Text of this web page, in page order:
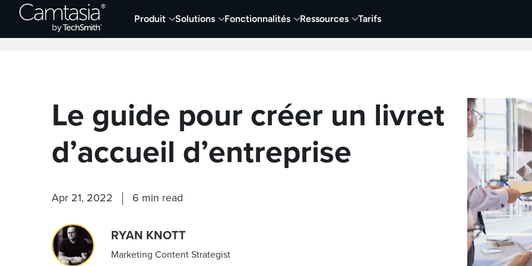
Passer
directement
Produit Solutions Fonctionnalités Ressources Tarifs
Derniers articles Capture et enregistrement vidéo Vidéo Visuels
Le guide pour créer un livret
d’accueil d’entreprise
Apr 21, 2022 6 min read
RYAN KNOTT
Marketing Content Strategist